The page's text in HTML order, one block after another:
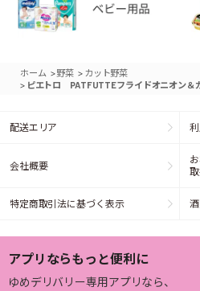
ホーム >野菜 > カット野菜
> ピエトロ PATFUTTEフライドオニオン
配送エリア
会社概要
特定商取引法に基づく表示
アプリならもっと便利に
ゆめデリバリー専用アプリなら、